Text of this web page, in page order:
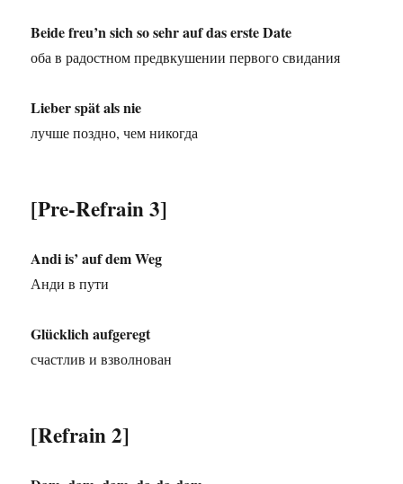
Beide freu’n sich so sehr auf das erste Date
оба в радостном предвкушении первого свидания
Lieber spät als nie
лучше поздно, чем никогда
[Pre-Refrain 3]
Andi is’ auf dem Weg
Анди в пути
Glücklich aufgeregt
счастлив и взволнован
[Refrain 2]